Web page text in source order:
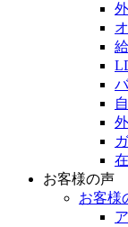
お客様の声
お客様